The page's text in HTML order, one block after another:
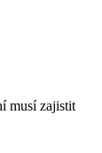
musí zajistit